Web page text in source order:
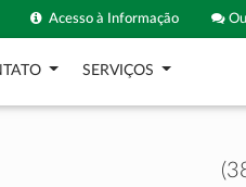
Acesso à Informação
SERVIÇOS